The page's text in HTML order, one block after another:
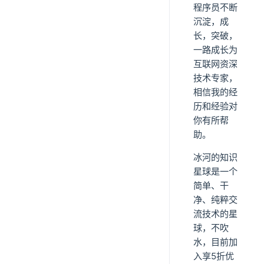
程序员不断
沉淀，成
长，突破，
一路成长为
互联网资深
技术专家，
相信我的经
历和经验对
你有所帮
助。
冰河的知识
星球是一个
简单、干
净、纯粹交
流技术的星
球，不吹
水，目前加
入享5折优